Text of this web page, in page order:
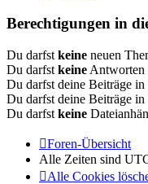
Berechtigungen in
Du darfst keine neuen
Du darfst keine Antworten
Du darfst deine Beiträge in
Du darfst deine Beiträge in
Du darfst keine
Foren-Übersicht
Alle Zeiten sind
Alle Cookies